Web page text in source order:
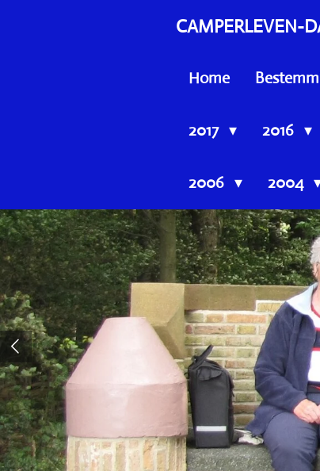
CAMPERLEVEN-
Home
2017 2016
2006 2004